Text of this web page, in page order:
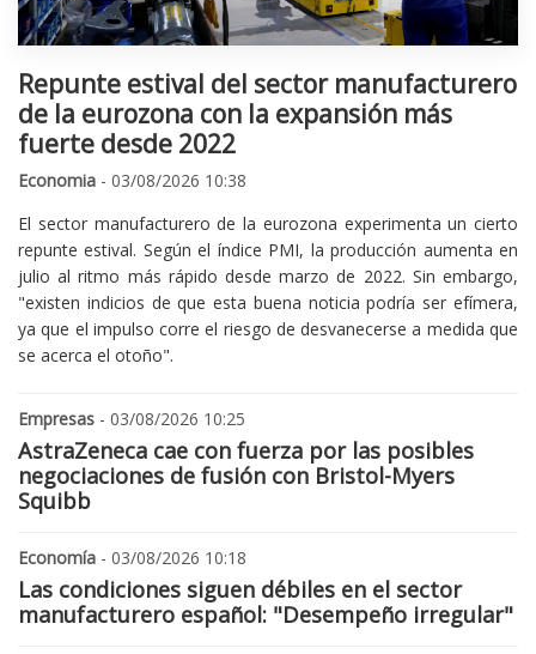
Repunte estival del sector manufacturero
de la eurozona con la expansión más
fuerte desde 2022
Economia - 03/08/2026 10:38
El sector manufacturero de la eurozona experimenta un cierto
repunte estival. Según el índice PMI, la producción aumenta en
julio al ritmo más rápido desde marzo de 2022. Sin embargo,
"existen indicios de que esta buena noticia podría ser efímera,
ya que el impulso corre el riesgo de desvanecerse a medida que
se acerca el otoño".
Empresas - 03/08/2026 10:25
AstraZeneca cae con fuerza por las posibles
negociaciones de fusión con Bristol-Myers
Squibb
Economía - 03/08/2026 10:18
Las condiciones siguen débiles en el sector
manufacturero español: "Desempeño irregular"